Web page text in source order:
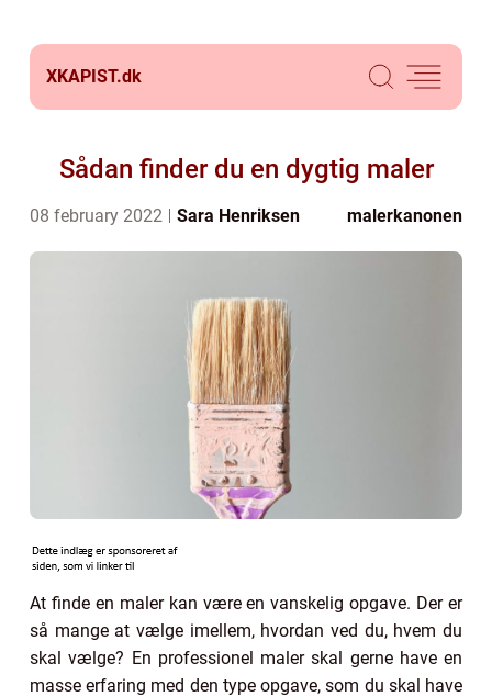
XKAPIST.dk
Sådan finder du en dygtig maler
08 february 2022 Sara Henriksen malerkanonen
At finde en maler kan være en vanskelig opgave. Der er
så mange at vælge imellem, hvordan ved du, hvem du
skal vælge? En professionel maler skal gerne have en
masse erfaring med den type opgave, som du skal have